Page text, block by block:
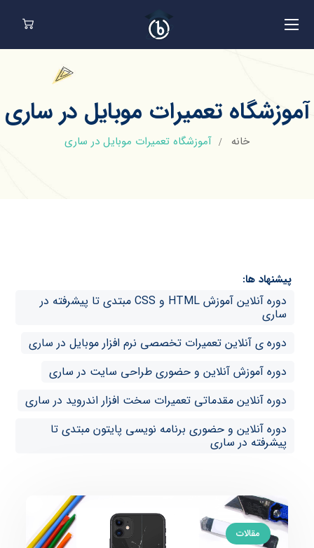
آموزشگاه تعمیرات موبایل در ساری
خانه آموزشگاه تعمیرات موبایل در ساری
پیشنهاد ها:
دوره آنلاین آموزش HTML و CSS مبتدی تا پیشرفته در
ساری
دوره ی آنلاین تعمیرات تخصصی نرم افزار موبایل در ساری
دوره آموزش آنلاین و حضوری طراحی سایت در ساری
دوره آنلاین مقدماتی تعمیرات سخت افزار اندروید در ساری
دوره آنلاین و حضوری برنامه نویسی پایتون مبتدی تا
پیشرفته در ساری
مقالات